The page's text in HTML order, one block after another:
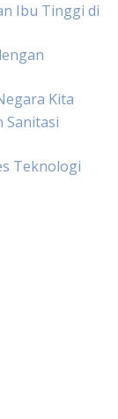
Ibu Tinggi di
Kita
Teknologi